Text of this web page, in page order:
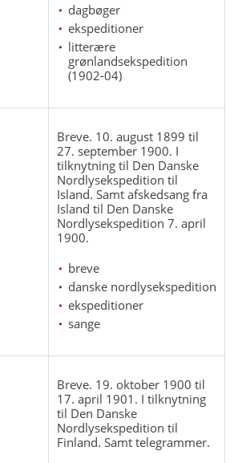
dagbøger
ekspeditioner
litterære
grønlandsekspedition
(1902-04)
Breve. 10. august 1899 til
27. september 1900. I
tilknytning til Den Danske
Nordlysekspedition til
Island. Samt afskedsang fra
Island til Den Danske
Nordlysekspedition 7. april
1900.
breve
danske nordlysekspedition
ekspeditioner
sange
Breve. 19. oktober 1900 til
17. april 1901. I tilknytning
til Den Danske
Nordlysekspedition til
Finland. Samt telegrammer.